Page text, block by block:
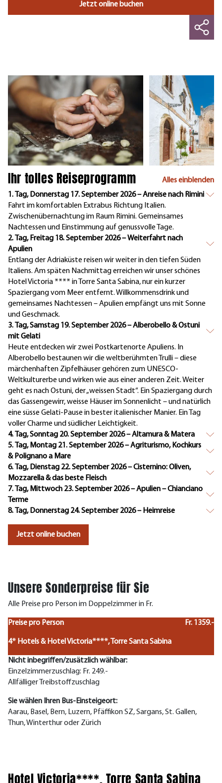
Jetzt online buchen
Ihr tolles Reiseprogramm
Alles einblenden
1. Tag, Donnerstag 17. September 2026 – Anreise nach Rimini
Fahrt im komfortablen Extrabus Richtung Italien.
Zwischenübernachtung im Raum Rimini. Gemeinsames
Nachtessen und Einstimmung auf genussvolle Tage.
2. Tag, Freitag 18. September 2026 – Weiterfahrt nach
Apulien
Entlang der Adriaküste reisen wir weiter in den tiefen Süden
Italiens. Am späten Nachmittag erreichen wir unser schönes
Hotel Victoria **** in Torre Santa Sabina, nur ein kurzer
Spaziergang vom Meer entfernt. Willkommensdrink und
gemeinsames Nachtessen – Apulien empfängt uns mit Sonne
und Geschmack.
3. Tag, Samstag 19. September 2026 – Alberobello & Ostuni
mit Gelati
Heute entdecken wir zwei Postkartenorte Apuliens. In
Alberobello bestaunen wir die weltberühmten Trulli – diese
märchenhaften Zipfelhäuser gehören zum UNESCO-
Weltkulturerbe und wirken wie aus einer anderen Zeit. Weiter
geht es nach Ostuni, der „weissen Stadt“. Ein Spaziergang durch
das Gassengewirr, weisse Häuser im Sonnenlicht – und natürlich
eine süsse Gelati-Pause in bester italienischer Manier. Ein Tag
voller Charme und südlicher Leichtigkeit.
4. Tag, Sonntag 20. September 2026 – Altamura & Matera
5. Tag, Montag 21. September 2026 – Agriturismo, Kochkurs
& Polignano a Mare
6. Tag, Dienstag 22. September 2026 – Cisternino: Oliven,
Mozzarella & das beste Fleisch
7. Tag, Mittwoch 23. September 2026 – Apulien – Chianciano
Terme
8. Tag, Donnerstag 24. September 2026 – Heimreise
Jetzt online buchen
Unsere Sonderpreise für Sie
Alle Preise pro Person im Doppelzimmer in Fr.
Preise pro Person Fr. 1359.-
4* Hotels & Hotel Victoria****, Torre Santa Sabina
Nicht inbegriffen/zusätzlich wählbar:
Einzelzimmerzuschlag: Fr. 249.-
Allfälliger Treibstoffzuschlag
Sie wählen Ihren Bus-Einsteigeort:
Aarau, Basel, Bern, Luzern, Pfäffikon SZ, Sargans, St. Gallen,
Thun, Winterthur oder Zürich
Hotel Victoria****, Torre Santa Sabina